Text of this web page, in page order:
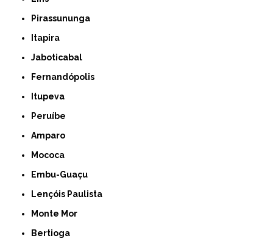
Pirassununga
Itapira
Jaboticabal
Fernandópolis
Itupeva
Peruíbe
Amparo
Mococa
Embu-Guaçu
Lençóis Paulista
Monte Mor
Bertioga